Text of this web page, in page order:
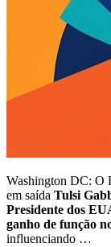
Washington DC: O
em saída Tulsi
Presidente dos
ganho de função
influenciando …